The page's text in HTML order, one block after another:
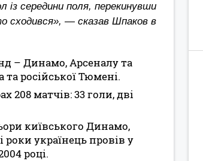
із середини поля, перекинувши
сходився», — сказав Шпаков в
– Динамо, Арсеналу та
російської Тюмені.
208 матчів: 33 голи, дві
київського Динамо,
роки українець провів у
році.